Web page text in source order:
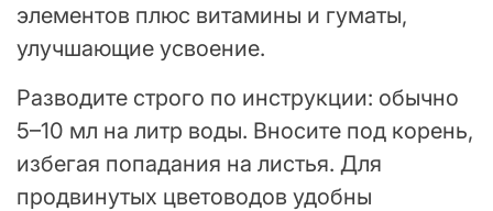
элементов плюс витамины и гуматы,
улучшающие усвоение.
Разводите строго по инструкции: обычно
5–10 мл на литр воды. Вносите под корень,
избегая попадания на листья. Для
продвинутых цветоводов удобны